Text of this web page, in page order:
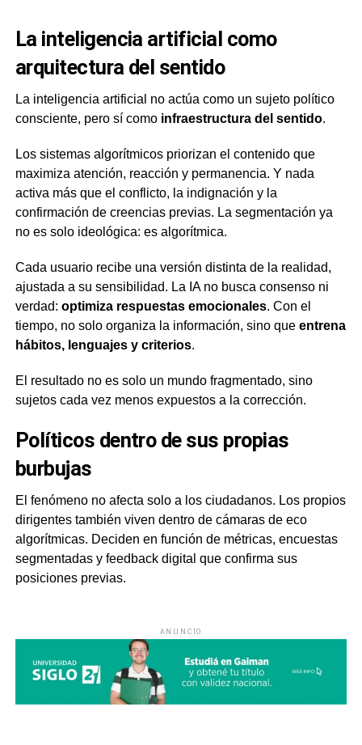
La inteligencia artificial como
arquitectura del sentido
La inteligencia artificial no actúa como un sujeto político
consciente, pero sí como infraestructura del sentido.
Los sistemas algorítmicos priorizan el contenido que
maximiza atención, reacción y permanencia. Y nada
activa más que el conflicto, la indignación y la
confirmación de creencias previas. La segmentación ya
no es solo ideológica: es algorítmica.
Cada usuario recibe una versión distinta de la realidad,
ajustada a su sensibilidad. La IA no busca consenso ni
verdad: optimiza respuestas emocionales. Con el
tiempo, no solo organiza la información, sino que entrena
hábitos, lenguajes y criterios.
El resultado no es solo un mundo fragmentado, sino
sujetos cada vez menos expuestos a la corrección.
Políticos dentro de sus propias
burbujas
El fenómeno no afecta solo a los ciudadanos. Los propios
dirigentes también viven dentro de cámaras de eco
algorítmicas. Deciden en función de métricas, encuestas
segmentadas y feedback digital que confirma sus
posiciones previas.
ANUNCIO